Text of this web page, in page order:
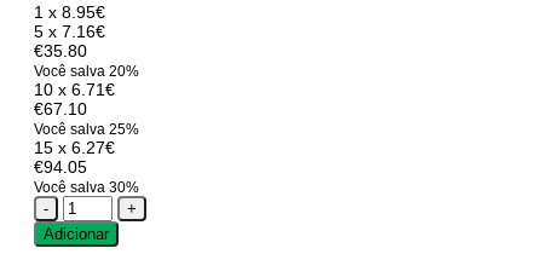
1 x 8.95€
5 x 7.16€
€35.80
Você salva 20%
10 x 6.71€
€67.10
Você salva 25%
15 x 6.27€
€94.05
Você salva 30%
Quantidade
de
Puxadores
Adicionar